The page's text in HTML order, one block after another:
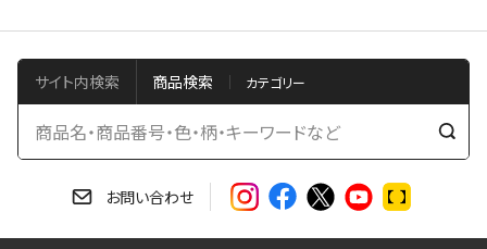
サイト内検索 商品検索
検
お問い合わせ